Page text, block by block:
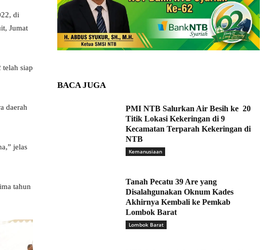
di
Jumat
telah siap
daerah
jelas
tahun
BACA JUGA
PMI NTB Salurkan Air Besih ke 20
Titik Lokasi Kekeringan di 9
Kecamatan Terparah Kekeringan di
NTB
Kemanusiaan
Tanah Pecatu 39 Are yang
Disalahgunakan Oknum Kades
Akhirnya Kembali ke Pemkab
Lombok Barat
Lombok Barat